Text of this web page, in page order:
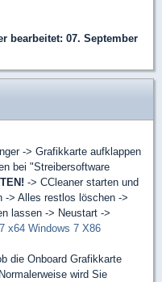
bearbeitet: 07. September
-> Grafikkarte aufklappen
bei "Streibersoftware
-> CCleaner starten und
-> Alles restlos löschen ->
lassen -> Neustart ->
x64 Windows 7 X86
die Onboard Grafikkarte
wird Sie